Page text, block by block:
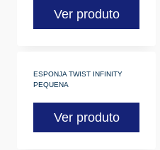
Ver produto
ESPONJA TWIST INFINITY
PEQUENA
Ver produto